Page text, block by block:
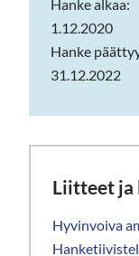
Hanke alkaa:
1.12.2020
Hanke
31.12.2022
Liitteet
Hyvinvoiva